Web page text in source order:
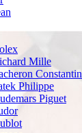
Mille
Constantin
Philippe
Piguet